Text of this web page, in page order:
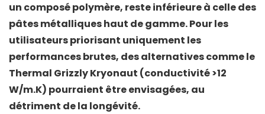
un composé polymère, reste inférieure à celle des
pâtes métalliques haut de gamme. Pour les
utilisateurs priorisant uniquement les
performances brutes, des alternatives comme le
Thermal Grizzly Kryonaut (conductivité >12
W/m.K) pourraient être envisagées, au
détriment de la longévité.